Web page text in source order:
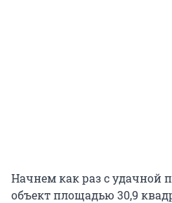
Начнем как раз с удачной
объект площадью 30,9